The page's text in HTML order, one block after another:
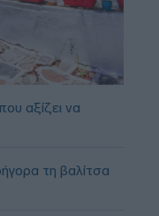
αξίζει να
τη βαλίτσα